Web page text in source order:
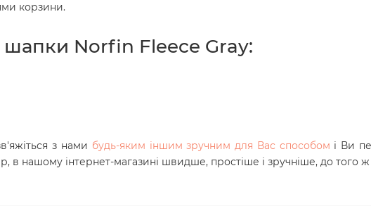
корзини.
шапки Norfin Fleece Gray:
з нами будь-яким іншим зручним для Вас способом і Ви
в нашому інтернет-магазині швидше, простіше і зручніше, до того